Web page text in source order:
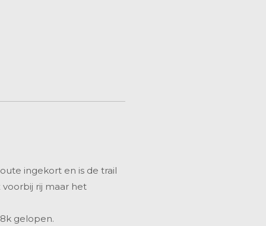
ingekort en is de trail
rij maar het
gelopen.